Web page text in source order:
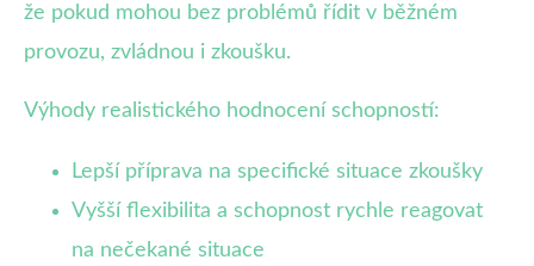
že pokud mohou bez problémů řídit v běžném
provozu, zvládnou i zkoušku.
Výhody realistického hodnocení schopností:
Lepší příprava na specifické situace zkoušky
Vyšší flexibilita a schopnost rychle reagovat
na nečekané situace